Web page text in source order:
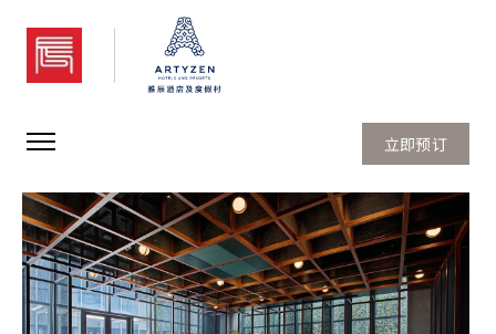
上海前滩31雅辰酒店
立即预订